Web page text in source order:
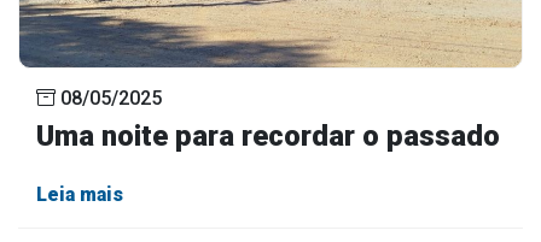
08/05/2025
Uma noite para recordar o passado
Leia mais